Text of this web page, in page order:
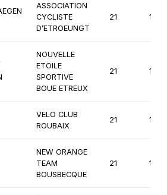
ASSOCIATION
CYCLISTE
D’ETROEUNGT
21 1ère
NOUVELLE
ETOILE
SPORTIVE
BOUE ETREUX
21 1ère
VELO CLUB
ROUBAIX
21 1ère
NEW ORANGE
TEAM
BOUSBECQUE
21 1ère